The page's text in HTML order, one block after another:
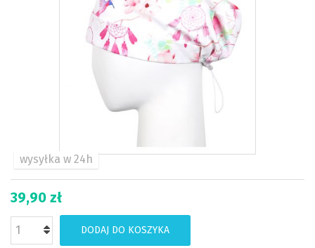
wysyłka w 24h
39,90 zł
DODAJ DO KOSZYKA